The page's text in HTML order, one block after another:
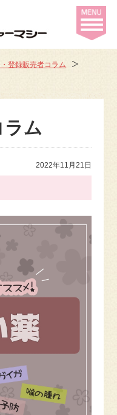
登録販売者コラム
ラム
2022年11月21日